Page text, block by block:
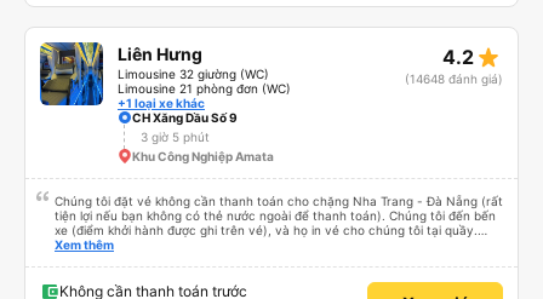
Liên Hưng
Limousine 32 giường (WC)
Limousine 21 phòng đơn (WC)
+1 loại xe khác
4.2 star_rate
(14648 đánh giá)
CH Xăng Dầu Số 9
3 giờ 5 phút
Khu Công Nghiệp Amata
Chúng tôi đặt vé không cần thanh toán cho chặng Nha Trang - Đà Nẵng (rất
tiện lợi nếu bạn không có thẻ nước ngoài để thanh toán). Chúng tôi đến bến
xe (điểm khởi hành được ghi trên vé), và họ in vé cho chúng tôi tại quầy.
Chúng tôi cũng quyết định mua vé chiều về trực tiếp tại quầy, vì giá vé trên
ấm hoặc áo khoác mỏng, vì thỉnh thoảng trời khá lạnh, và chăn mền thì hơi
Xem thêm
Không cần thanh toán trước